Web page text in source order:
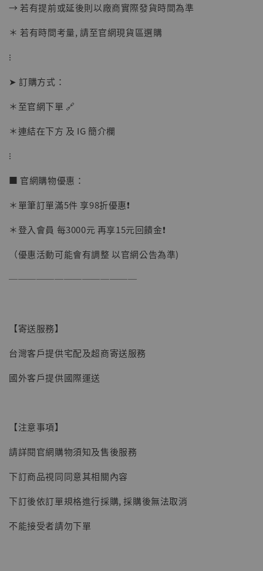
【現貨】BJSTUDIO 1/6系列可動蒐藏人偶 讓
NT$ 4,980
NT$ 5,300
→ 若有提前或延後則以廠商實際發貨時間為準
＊ 若有時間考量, 請至官網現貨區選購
⁝
➤ 訂購方式：
＊至官網下單 🔗
＊連結在下方 及 IG 簡介欄
⁝
■ 官網購物優惠：
＊單筆訂單滿5件 享98折優惠❗️
＊登入會員 每3000元 再享15元回饋金❗️
（優惠活動可能會有調整 以官網公告為準)
──────────────
【寄送服務】
台灣客戶提供宅配及超商寄送服務
國外客戶提供國際運送
【注意事項】
請詳閱官網購物須知及售後服務
下訂商品視同同意其相關內容
下訂後依訂單規格進行採購, 採購後無法取消
不能接受者請勿下單